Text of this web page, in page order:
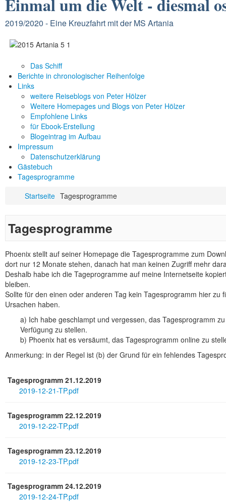
Einmal um die Welt -diesmal
2019/2020 - Eine Kreuzfahrt mit der MS Artania
Das Schiff
Berichte in chronologischer Reihenfolge
Links
weitere Reiseblogs von Peter Hölzer
Weitere Homepages und Blogs von Peter Hölzer
Empfohlene Links
für Ebook-Erstellung
Blogeintrag im Aufbau
Impressum
Datenschutzerklärung
Gästebuch
Tagesprogramme
Startseite Tagesprogramme
Tagesprogramme
Phoenix stellt auf seiner Homepage die Tagesprogramme zum
dort nur 12 Monate stehen, danach hat man keinen Zugriff mehr
Deshalb habe ich die Tageprogramme auf meine Internetseite
bleiben.
Sollte für den einen oder anderen Tag kein Tagesprogramm hier zu
Ursachen haben.
a) Ich habe geschlampt und vergessen, das Tagesprogramm
Verfügung zu stellen.
b) Phoenix hat es versäumt, das Tagesprogramm online zu
Anmerkung: in der Regel ist (b) der Grund für ein fehlendes
Tagesprogramm 21.12.2019
2019-12-21-TP.pdf
Tagesprogramm 22.12.2019
2019-12-22-TP.pdf
Tagesprogramm 23.12.2019
2019-12-23-TP.pdf
Tagesprogramm 24.12.2019
2019-12-24-TP.pdf